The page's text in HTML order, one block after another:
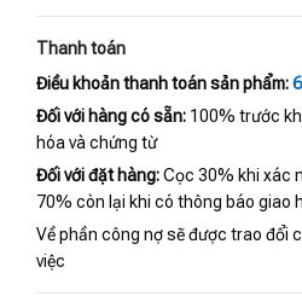
Thanh toán
Điều khoản thanh toán sản phẩm:
Đối với hàng có sẵn: 100% trước
hóa và chứng từ
Đối với đặt hàng:Cọc 30% khi xác
70% còn lại khi có thông báo giao
Về phần công nợ sẽ được trao đổi
việc